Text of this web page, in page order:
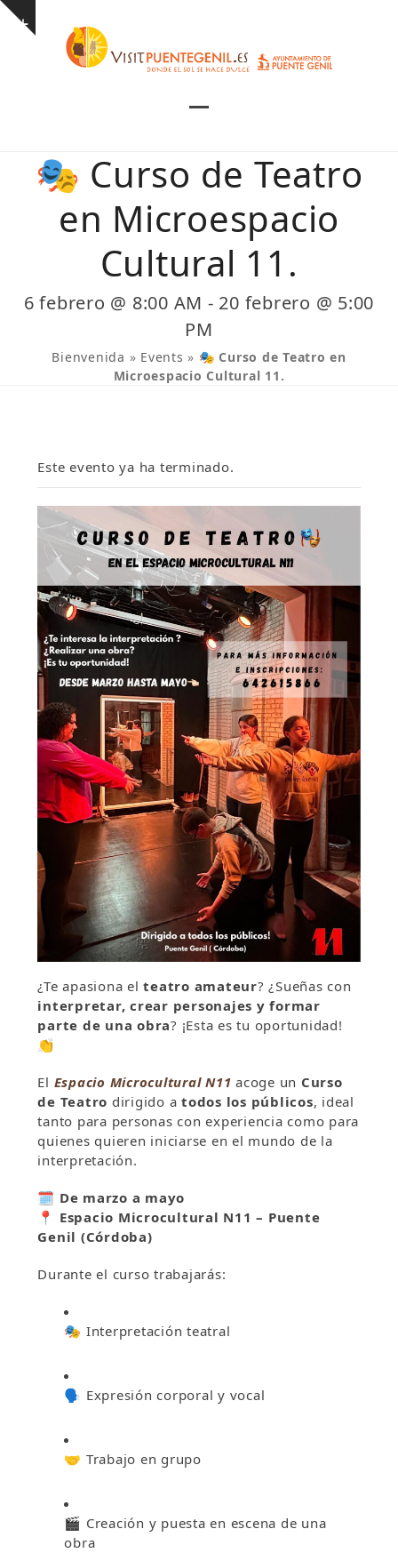
Skip
Show
mobile
menu
mobile
menu
🎭 Curso de Teatro
en Microespacio
Cultural 11.
6 febrero @ 8:00 AM - 20 febrero @ 5:00
PM
Bienvenida » Events » 🎭 Curso de Teatro en
Microespacio Cultural 11.
Este evento ya ha terminado.
¿Te apasiona elteatro amateur? ¿Sueñas con
interpretar, crear personajes y formar
parte de una obra? ¡Esta es tu oportunidad!
👏
El Espacio Microcultural N11 acoge un Curso
de Teatro dirigido atodos los públicos, ideal
tanto para personas con experiencia como para
quienes quieren iniciarse en el mundo de la
interpretación.
🗓 De marzo a mayo
📍 Espacio Microcultural N11 – Puente
Genil (Córdoba)
Durante el curso trabajarás:
🎭 Interpretación teatral
🗣 Expresión corporal y vocal
🤝 Trabajo en grupo
🎬 Creación y puesta en escena de una
obra